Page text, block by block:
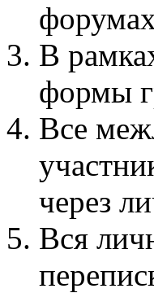
В
формы
Все
через
Вся